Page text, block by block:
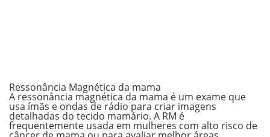
Ressonância Magnética da mama
A ressonância magnética da mama é um exame que
usa ímãs e ondas de rádio para criar imagens
detalhadas do tecido mamário. A RM é
frequentemente usada em mulheres com alto risco de